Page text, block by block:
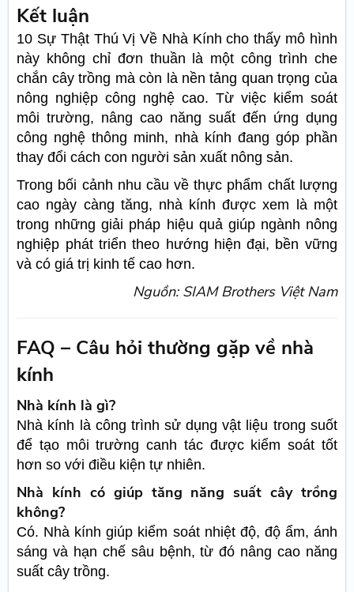
Kết luận
10 Sự Thật Thú Vị Về Nhà Kính cho thấy mô hình
này không chỉ đơn thuần là một công trình che
chắn cây trồng mà còn là nền tảng quan trọng của
nông nghiệp công nghệ cao. Từ việc kiểm soát
môi trường, nâng cao năng suất đến ứng dụng
công nghệ thông minh, nhà kính đang góp phần
thay đổi cách con người sản xuất nông sản.
Trong bối cảnh nhu cầu về thực phẩm chất lượng
cao ngày càng tăng, nhà kính được xem là một
trong những giải pháp hiệu quả giúp ngành nông
nghiệp phát triển theo hướng hiện đại, bền vững
và có giá trị kinh tế cao hơn.
Nguồn: SIAM Brothers Việt Nam
FAQ – Câu hỏi thường gặp về nhà
kính
Nhà kính là gì?
Nhà kính là công trình sử dụng vật liệu trong suốt
để tạo môi trường canh tác được kiểm soát tốt
hơn so với điều kiện tự nhiên.
Nhà kính có giúp tăng năng suất cây trồng
không?
Có. Nhà kính giúp kiểm soát nhiệt độ, độ ẩm, ánh
sáng và hạn chế sâu bệnh, từ đó nâng cao năng
suất cây trồng.